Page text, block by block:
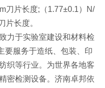
刀片长度;（1.77±0.1）N/
片长度。
力于实验室建设和材料检
要服务于造纸、包装、印
织等行业。为世界各地客
密检测设备。济南卓邦依